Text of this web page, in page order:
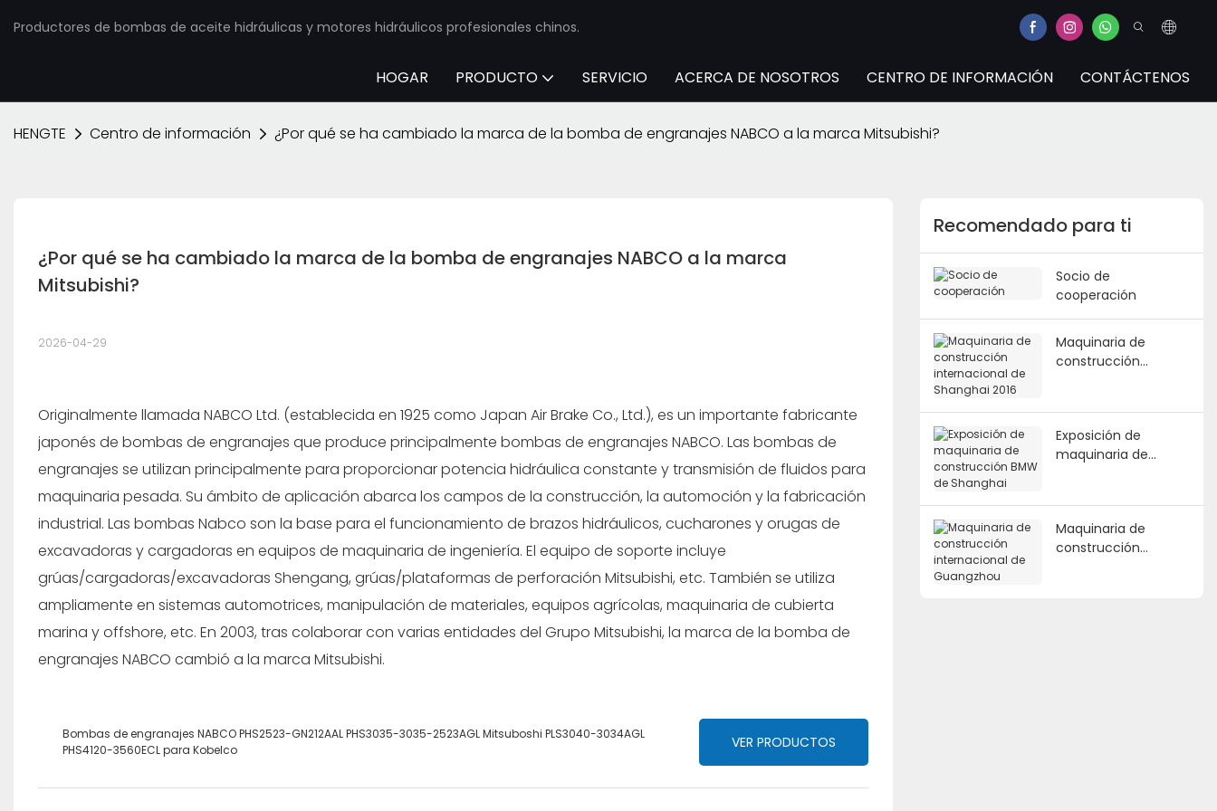
Productores de bombas de aceite hidráulicas y motores hidráulicos profesionales chinos.
HOGAR PRODUCTO SERVICIO ACERCA DE NOSOTROS CENTRO DE INFORMACIÓN CONTÁCTENOS
HENGTE Centro de información ¿Por qué se ha cambiado la marca de la bomba de engranajes NABCO a la marca Mitsubishi?
¿Por qué se ha cambiado la marca de la bomba de engranajes NABCO a la marca
Mitsubishi?
2026-04-29
Originalmente llamada NABCO Ltd. (establecida en 1925 como Japan Air Brake Co., Ltd.), es un importante fabricante
japonés de bombas de engranajes que produce principalmente bombas de engranajes NABCO. Las bombas de
engranajes se utilizan principalmente para proporcionar potencia hidráulica constante y transmisión de fluidos para
maquinaria pesada. Su ámbito de aplicación abarca los campos de la construcción, la automoción y la fabricación
industrial. Las bombas Nabco son la base para el funcionamiento de brazos hidráulicos, cucharones y orugas de
excavadoras y cargadoras en equipos de maquinaria de ingeniería. El equipo de soporte incluye
grúas/cargadoras/excavadoras Shengang, grúas/plataformas de perforación Mitsubishi, etc. También se utiliza
ampliamente en sistemas automotrices, manipulación de materiales, equipos agrícolas, maquinaria de cubierta
marina y offshore, etc. En 2003, tras colaborar con varias entidades del Grupo Mitsubishi, la marca de la bomba de
engranajes NABCO cambió a la marca Mitsubishi.
Bombas de engranajes NABCO PHS2523-GN212AAL PHS3035-3035-2523AGL Mitsuboshi PLS3040-3034AGL
PHS4120-3560ECL para Kobelco
VER PRODUCTOS
Recomendado para ti
Socio de
cooperación
Maquinaria de
construcción
Exposición de
maquinaria de
Maquinaria de
construcción